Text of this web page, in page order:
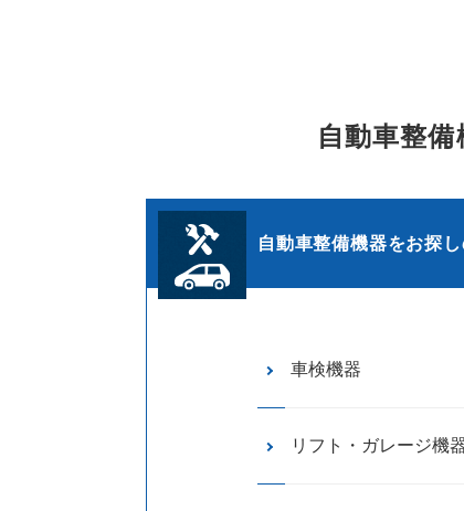
自動車整
自動車整備機器をお探
車検機器
リフト・ガレージ機